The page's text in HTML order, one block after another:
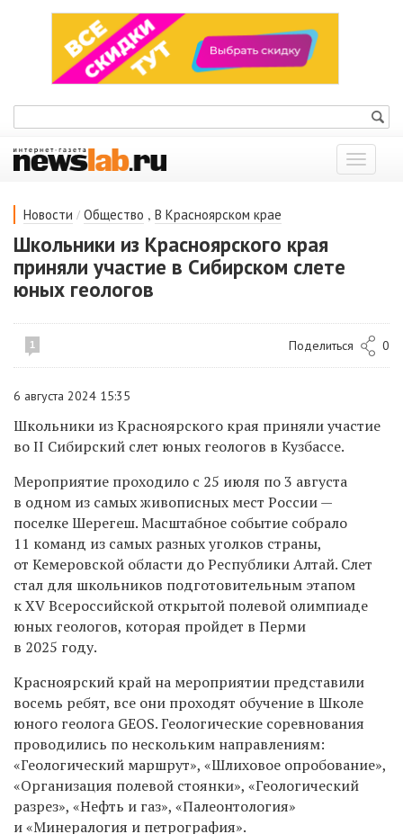
Показать
меню
Новости / Общество , В Красноярском крае
Школьники из Красноярского края
приняли участие в Сибирском слете
юных геологов
1 Поделиться 0
6 августа 2024 15:35
Школьники из Красноярского края приняли участие
во II Сибирский слет юных геологов в Кузбассе.
Мероприятие проходило с 25 июля по 3 августа
в одном из самых живописных мест России —
поселке Шерегеш. Масштабное событие собрало
11 команд из самых разных уголков страны,
от Кемеровской области до Республики Алтай. Слет
стал для школьников подготовительным этапом
к ХV Всероссийской открытой полевой олимпиаде
юных геологов, которая пройдет в Перми
в 2025 году.
Красноярский край на мероприятии представили
восемь ребят, все они проходят обучение в Школе
юного геолога GEOS. Геологические соревнования
проводились по нескольким направлениям:
«Геологический маршрут», «Шлиховое опробование»,
«Организация полевой стоянки», «Геологический
разрез», «Нефть и газ», «Палеонтология»
и «Минералогия и петрография».